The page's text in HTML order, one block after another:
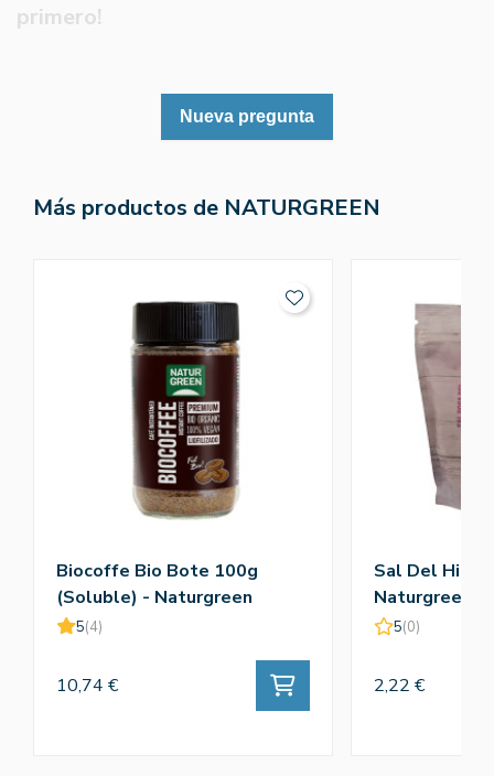
primero!
Nueva pregunta
Más productos de NATURGREEN
Biocoffe Bio Bote 100g
(Soluble) - Naturgreen
5(4)
10,74 €
Sal Del
Naturgreen
5(0)
2,22 €